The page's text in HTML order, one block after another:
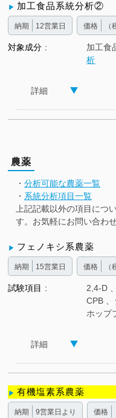
加工食品系統分析②
納期 12営業日 価格
対象成分 加工食
析
詳細
農薬
・分析可能な農薬一覧
・ 系統分析項目一覧
上記記載以外の項目につ
す。お気軽にお問い合わ
フェノキシ系農薬
納期 15営業日 価格
試験項目
2,4-D
CPB
ホップ
詳細
有機塩素系農薬
納期 9営業日より 価格